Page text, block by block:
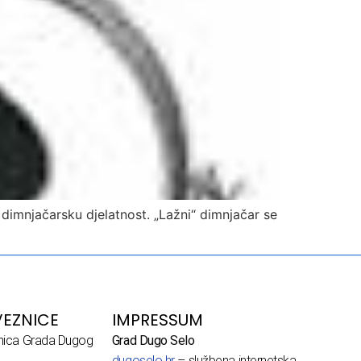
djelatnost. „Lažni“ dimnjačar se
Grada Dugog
IMPRESSUM
Grad Dugo Selo